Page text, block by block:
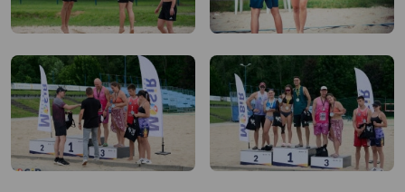
plażowej.
Napisy:
Mistrzostwa
Polski,
MOSiR
Mysłowice.